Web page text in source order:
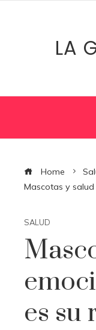
LA
Home
Mascotas y salud
SALUD
es su